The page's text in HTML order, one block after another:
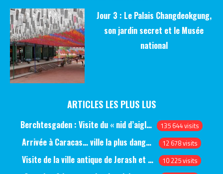
Jour 3 : Le Palais Changdeokgung,
son jardin secret et le Musée
national
ARTICLES LES PLUS LUS
Berchtesgaden : Visite du « nid d’aigle » et des bunkers d’Hitler 135 644 visits
Arrivée à Caracas… ville la plus dangereuse du monde (jour 1) 12 678 visits
Visite de la ville antique de Jerash et du château d’Ajlun (jour 1) 10 225 visits